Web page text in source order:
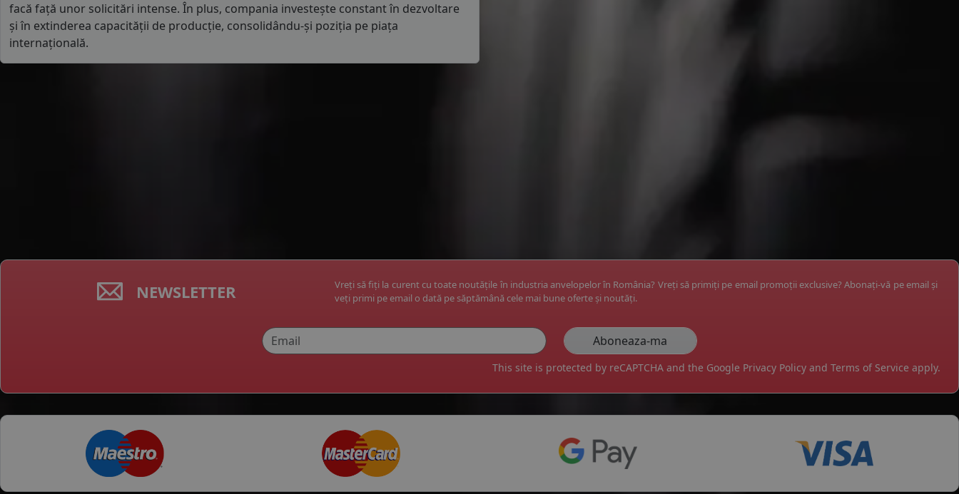
facă față unor solicitări intense. În plus, compania investește constant în dezvoltare
și în extinderea capacității de producție, consolidându-și poziția pe piața
internațională.
NEWSLETTER
Vreți să fiți la curent cu toate noutățile în industria anvelopelor în România? Vreți să primiți pe email promoții exclusive? Abonați-vă pe email și
veți primi pe email o dată pe săptămână cele mai bune oferte și noutăți.
This site is protected by reCAPTCHA and the Google Privacy Policy and Terms of Service apply.